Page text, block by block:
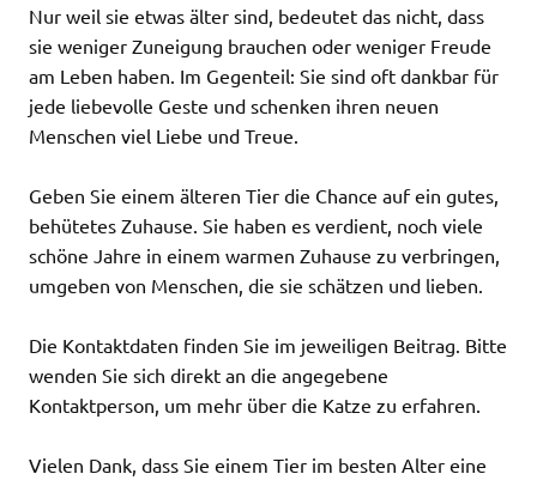
Nur weil sie etwas älter sind, bedeutet das nicht, dass
sie weniger Zuneigung brauchen oder weniger Freude
am Leben haben. Im Gegenteil: Sie sind oft dankbar für
jede liebevolle Geste und schenken ihren neuen
Menschen viel Liebe und Treue.
Geben Sie einem älteren Tier die Chance auf ein gutes,
behütetes Zuhause. Sie haben es verdient, noch viele
schöne Jahre in einem warmen Zuhause zu verbringen,
umgeben von Menschen, die sie schätzen und lieben.
Die Kontaktdaten finden Sie im jeweiligen Beitrag. Bitte
wenden Sie sich direkt an die angegebene
Kontaktperson, um mehr über die Katze zu erfahren.
Vielen Dank, dass Sie einem Tier im besten Alter eine